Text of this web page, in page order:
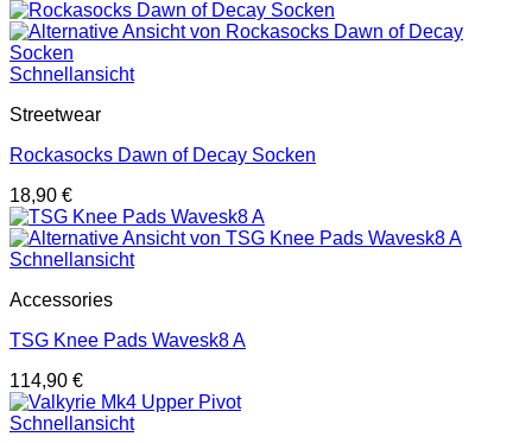
Schnellansicht
Streetwear
Rockasocks Dawn of Decay Socken
18,90 €
Schnellansicht
Accessories
TSG Knee Pads Wavesk8 A
114,90 €
Schnellansicht